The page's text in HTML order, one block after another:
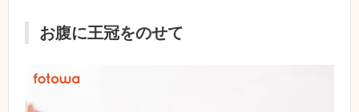
お腹に王冠をのせて